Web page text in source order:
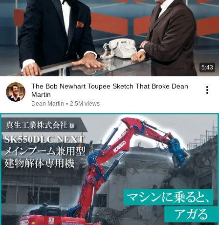
5:43
The Bob Newhart Toupee Sketch That Broke Dean
Martin
Dean Martin • 2.5M views